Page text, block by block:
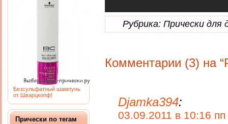
Безсульфатный шампунь
от Шварцкопф!
Прически по тегам
Рубрика: Прически для
Комментарии (3) на
Djamka394:
03.09.2011 в 10:16 пп